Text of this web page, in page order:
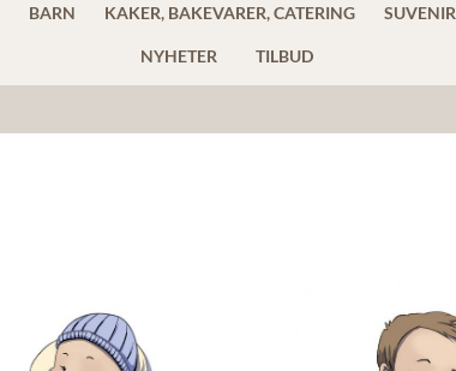
BARN KAKER, BAKEVARER, CATERING SUVENIR
NYHETER TILBUD